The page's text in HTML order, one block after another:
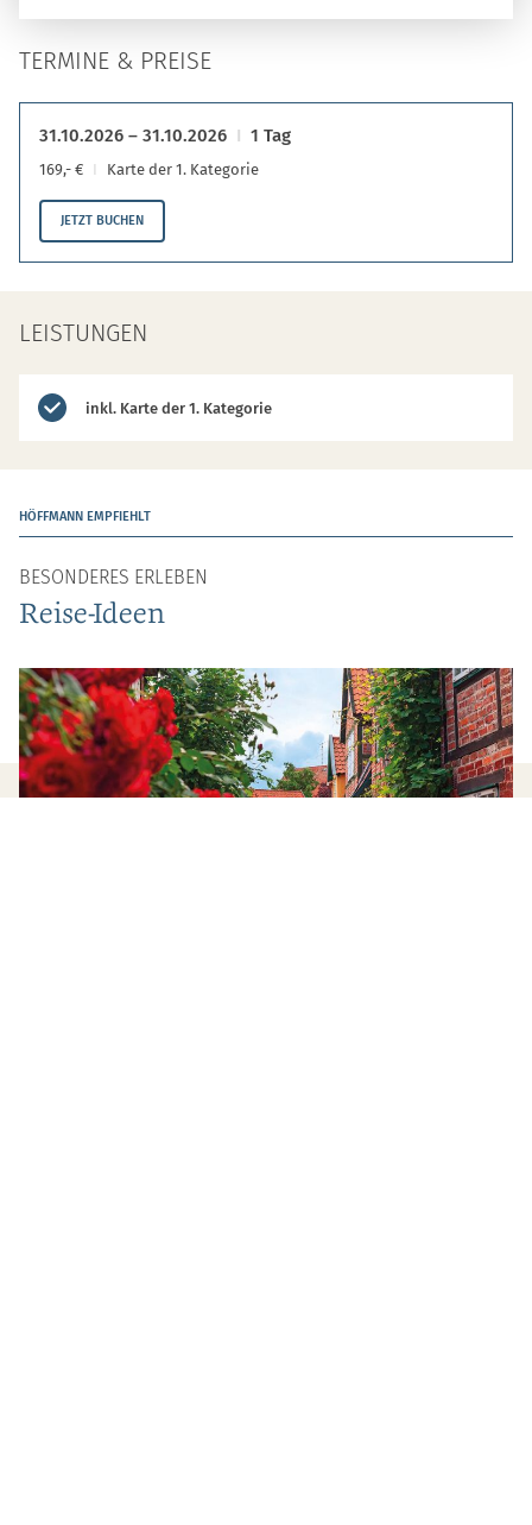
TERMINE & PREISE
31.10.2026 – 31.10.2026 1 Tag
169,- € Karte der 1. Kategorie
JETZT BUCHEN
LEISTUNGEN
inkl. Karte der 1. Kategorie
HÖFFMANN EMPFIEHLT
BESONDERES ERLEBEN
Reise-Ideen